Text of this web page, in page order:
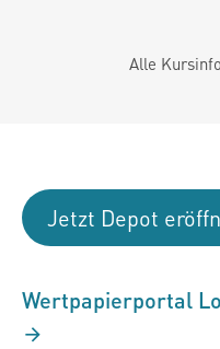
Alle
Jetzt Depot
Wertpapierportal